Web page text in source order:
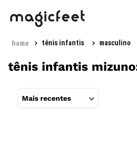
tênis infantis masculino
tênis infantis
Mais recentes